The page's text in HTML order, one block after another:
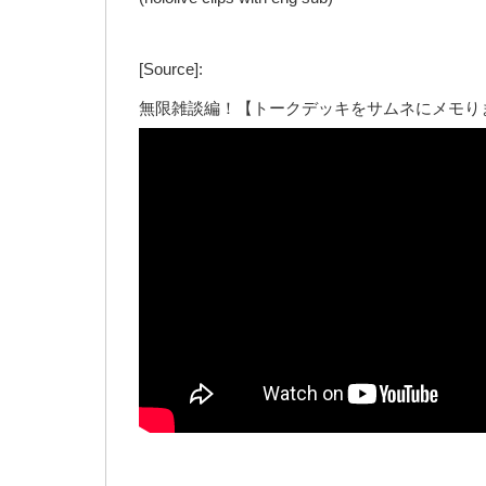
[Source]:
無限雑談編！【トークデッキをサムネにメモり